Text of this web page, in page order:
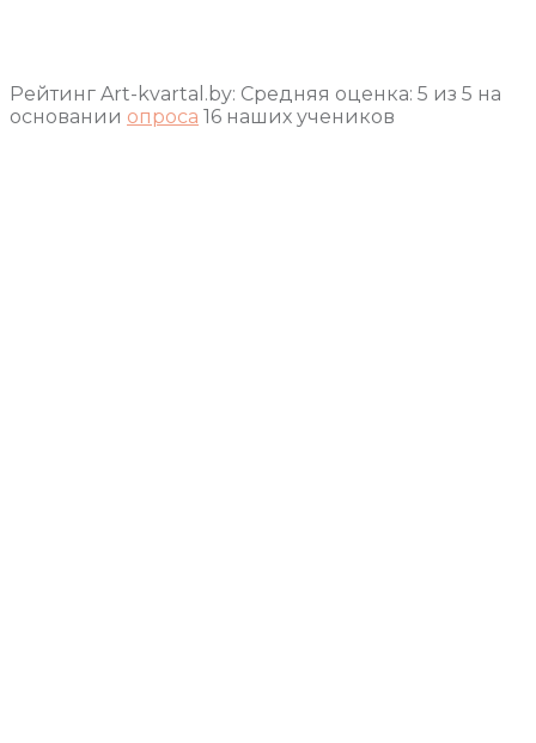
Рейтинг Art-kvartal.by: Средняя оценка: 5 из 5 на
основании опроса 16 наших учеников